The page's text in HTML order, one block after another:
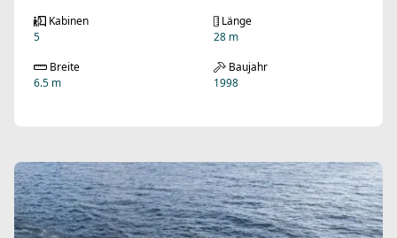
Kabinen
5
Länge
28 m
Breite
6.5 m
Baujahr
1998